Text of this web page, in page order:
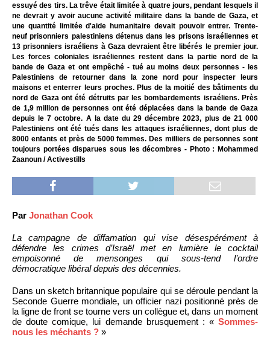
essuyé des tirs. La trêve était limitée à quatre jours, pendant lesquels il
ne devrait y avoir aucune activité militaire dans la bande de Gaza, et
une quantité limitée d'aide humanitaire devait pouvoir entrer. Trente-
neuf prisonniers palestiniens détenus dans les prisons israéliennes et
13 prisonniers israéliens à Gaza devraient être libérés le premier jour.
Les forces coloniales israéliennes restent dans la partie nord de la
bande de Gaza et ont empêché - tué au moins deux personnes - les
Palestiniens de retourner dans la zone nord pour inspecter leurs
maisons et enterrer leurs proches. Plus de la moitié des bâtiments du
nord de Gaza ont été détruits par les bombardements israéliens. Près
de 1,9 million de personnes ont été déplacées dans la bande de Gaza
depuis le 7 octobre. A la date du 29 décembre 2023, plus de 21 000
Palestiniens ont été tués dans les attaques israéliennes, dont plus de
8000 enfants et près de 5000 femmes. Des milliers de personnes sont
toujours portées disparues sous les décombres - Photo : Mohammed
Zaanoun / Activestills
Par Jonathan Cook
La campagne de diffamation qui vise désespérément à
défendre les crimes d’Israël met en lumière le cocktail
empoisonné de mensonges qui sous-tend l’ordre
démocratique libéral depuis des décennies.
Dans un sketch britannique populaire qui se déroule pendant la
Seconde Guerre mondiale, un officier nazi positionné près de
la ligne de front se tourne vers un collègue et, dans un moment
de doute comique, lui demande brusquement : « Sommes-
nous les méchants ? »